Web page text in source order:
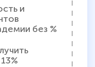
и
без %